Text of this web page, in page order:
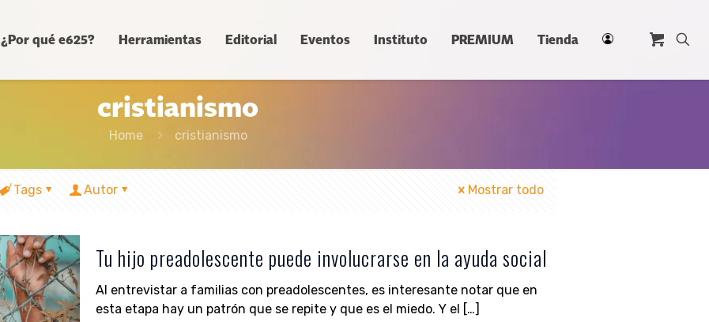
¿Por qué e625? Herramientas Editorial Eventos Instituto PREMIUM Tienda
cristianismo
Home cristianismo
Tags Autor Mostrar todo
Tu hijo preadolescente puede involucrarse en la ayuda social
Al entrevistar a familias con preadolescentes, es interesante notar que en
esta etapa hay un patrón que se repite y que es el miedo. Y el […]